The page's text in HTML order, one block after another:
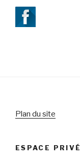
Plan du site
ESPACE PRIVÉ